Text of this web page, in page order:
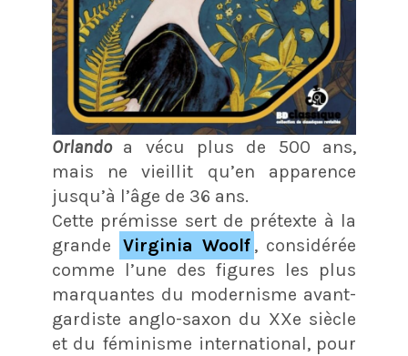
Orlando a vécu plus de 500 ans,
mais ne vieillit qu’en apparence
jusqu’à l’âge de 36 ans.
Cette prémisse sert de prétexte à la
grande
Virginia Woolf , considérée
comme l’une des figures les plus
marquantes du modernisme avant-
gardiste anglo-saxon du XXe siècle
et du féminisme international, pour